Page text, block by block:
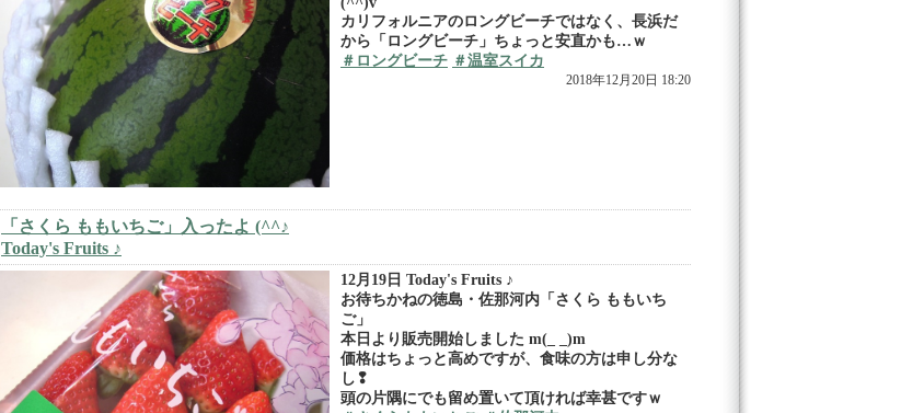
カリフォルニアのロングビーチではなく、長浜だ
から「ロングビーチ」ちょっと安直かも…ｗ
＃ロングビーチ ＃温室スイカ
2018年12月20日 18:20
「さくら ももいちご」入ったよ (^^♪
Today's Fruits ♪
12月19日 Today's Fruits ♪
お待ちかねの徳島・佐那河内「さくら ももいち
ご」
本日より販売開始しました m(_ _)m
価格はちょっと高めですが、食味の方は申し分な
し❢
頭の片隅にでも留め置いて頂ければ幸甚ですｗ